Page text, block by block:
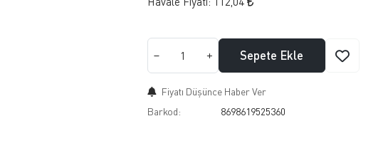
Sepete Ekle
Fiyatı Düşünce Haber Ver
Barkod:
8698619525360